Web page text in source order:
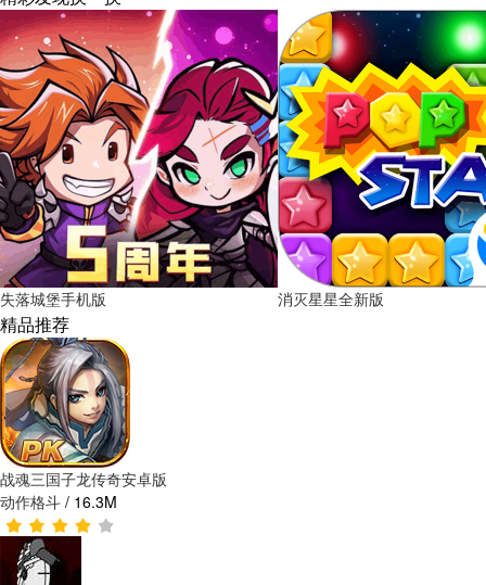
失落城堡手机版 消灭星星全新版
精品推荐
战魂三国子龙传奇安卓版
动作格斗 / 16.3M